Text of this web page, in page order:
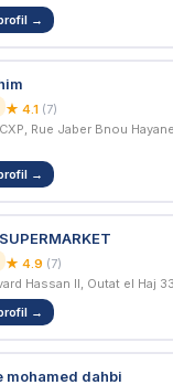
→
★ 4.1 (7)
→
★ 4.9 (7)
Hassan II, Outat el Haj
→
mohamed dahbi